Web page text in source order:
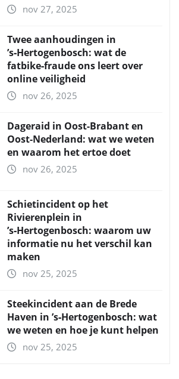
nov 27, 2025
Twee aanhoudingen in
’s‑Hertogenbosch: wat de
fatbike‑fraude ons leert over
online veiligheid
nov 26, 2025
Dageraid in Oost-Brabant en
Oost-Nederland: wat we weten
en waarom het ertoe doet
nov 26, 2025
Schietincident op het
Rivierenplein in
’s‑Hertogenbosch: waarom uw
informatie nu het verschil kan
maken
nov 25, 2025
Steekincident aan de Brede
Haven in ’s‑Hertogenbosch: wat
we weten en hoe je kunt helpen
nov 25, 2025